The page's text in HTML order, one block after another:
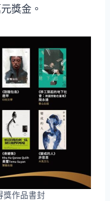
獎金。
獎作品書封